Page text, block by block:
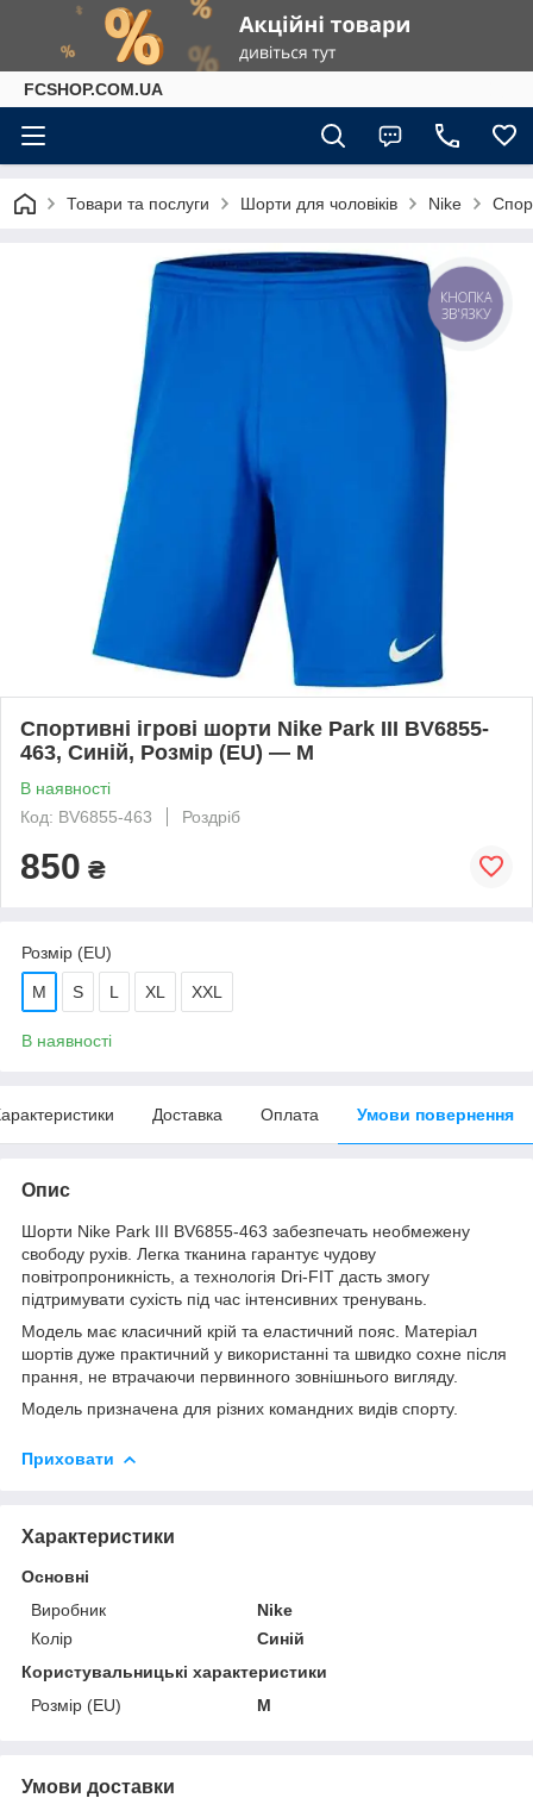
FCSHOP.COM.UA
Товари та послуги Шорти для чоловіків Nike
Спортивні ігрові шорти Nike Park III BV6855-
463, Синій, Розмір (EU) — M
В наявності
Код: BV6855-463
Роздріб
850 ₴
Розмір (EU)
M S L XL XXL
В наявності
Доставка Оплата Умови повернення
Опис
Шорти Nike Park III BV6855-463 забезпечать необмежену
свободу рухів. Легка тканина гарантує чудову
повітропроникність, а технологія Dri-FIT дасть змогу
підтримувати сухість під час інтенсивних тренувань.
Модель має класичний крій та еластичний пояс. Матеріал
шортів дуже практичний у використанні та швидко сохне після
прання, не втрачаючи первинного зовнішнього вигляду.
Модель призначена для різних командних видів спорту.
Приховати
Характеристики
Основні
Виробник
Nike
Колір
Синій
Користувальницькі характеристики
Розмір (EU)
M
Умови доставки
КНОПКА
ЗВ'ЯЗКУ